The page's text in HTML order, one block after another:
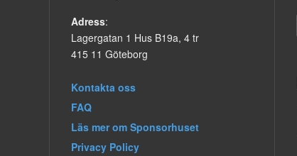
Adress:
Lagergatan 1 Hus B19a, 4 tr
415 11 Göteborg
Kontakta oss
FAQ
Läs mer om Sponsorhuset
Privacy Policy